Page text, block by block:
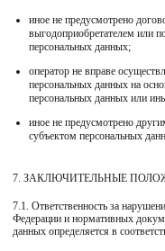
иное не предусмотрено
выгодоприобретателем или
персональных данных;
оператор не вправе
персональных данных на
персональных данных или
иное не предусмотрено
субъектом персональных
7. ЗАКЛЮЧИТЕЛЬНЫЕ
7.1. Ответственность за
Федерации и нормативных
данных определяется в